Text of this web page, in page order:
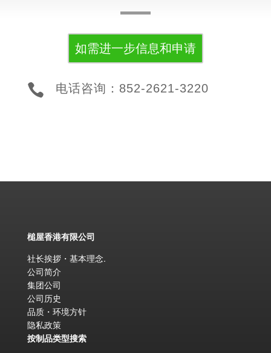
如需进一步信息和申请
 电话咨询：852-2621-3220
槌屋香港有限公司
社长挨拶・基本理念.
公司简介
集团公司
公司历史
品质・环境方针
隐私政策
按制品类型搜索